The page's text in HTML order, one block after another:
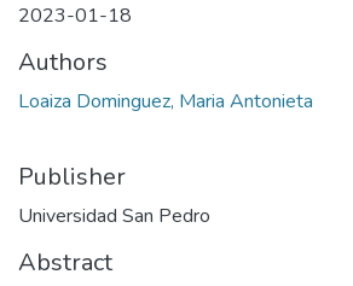
2023-01-18
Authors
Loaiza Dominguez, Maria Antonieta
Publisher
Universidad San Pedro
Abstract